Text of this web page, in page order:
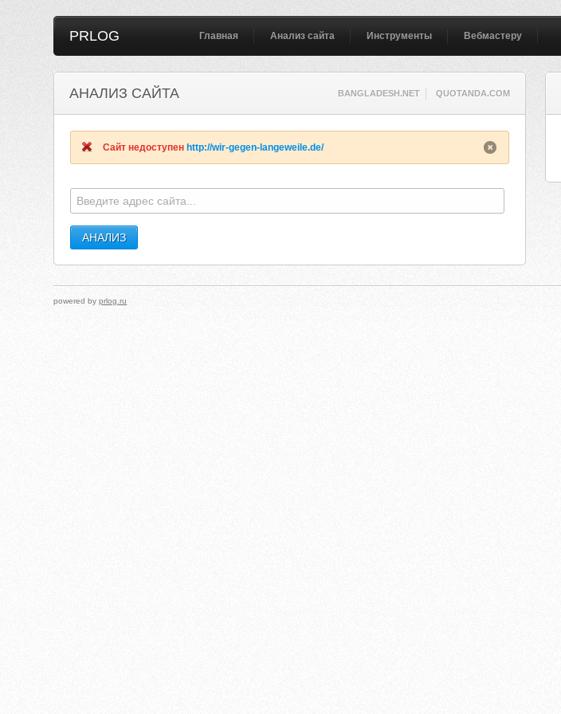
PRLOG Главная Анализ сайта Инструменты Вебмастеру
АНАЛИЗ САЙТА BANGLADESH.NET QUOTANDA.COM
Сайт недоступен http://wir-gegen-langeweile.de/
powered byprlog.ru